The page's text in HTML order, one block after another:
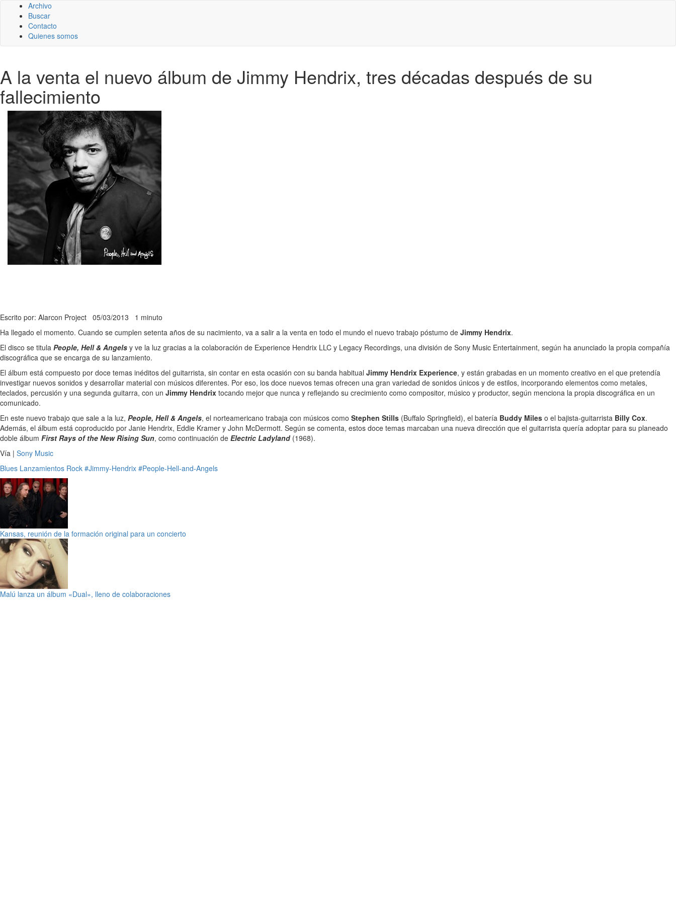
Archivo
Buscar
Contacto
Quienes somos
A la venta el nuevo álbum de Jimmy Hendrix, tres décadas después de su
fallecimiento
Escrito por: Alarcon Project 05/03/2013 1 minuto
Ha llegado el momento. Cuando se cumplen setenta años de su nacimiento, va a salir a la venta en todo el mundo el nuevo trabajo póstumo de Jimmy Hendrix.
El disco se titula People, Hell & Angels y ve la luz gracias a la colaboración de Experience Hendrix LLC y Legacy Recordings, una división de Sony Music Entertainment, según ha anunciado la propia compañía
discográfica que se encarga de su lanzamiento.
El álbum está compuesto por doce temas inéditos del guitarrista, sin contar en esta ocasión con su banda habitual Jimmy Hendrix Experience, y están grabadas en un momento creativo en el que pretendía
investigar nuevos sonidos y desarrollar material con músicos diferentes. Por eso, los doce nuevos temas ofrecen una gran variedad de sonidos únicos y de estilos, incorporando elementos como metales,
teclados, percusión y una segunda guitarra, con un Jimmy Hendrix tocando mejor que nunca y reflejando su crecimiento como compositor, músico y productor, según menciona la propia discográfica en un
comunicado.
En este nuevo trabajo que sale a la luz, People, Hell & Angels, el norteamericano trabaja con músicos como Stephen Stills (Buffalo Springfield), el batería Buddy Miles o el bajista-guitarrista Billy Cox.
Además, el álbum está coproducido por Janie Hendrix, Eddie Kramer y John McDermott. Según se comenta, estos doce temas marcaban una nueva dirección que el guitarrista quería adoptar para su planeado
doble álbum First Rays of the New Rising Sun, como continuación de Electric Ladyland(1968).
Vía | Sony Music
Blues Lanzamientos Rock #Jimmy-Hendrix #People-Hell-and-Angels
Kansas, reunión de la formación original para un concierto
Malú lanza un álbum «Dual», lleno de colaboraciones